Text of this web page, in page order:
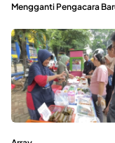
Mengganti Pengacara